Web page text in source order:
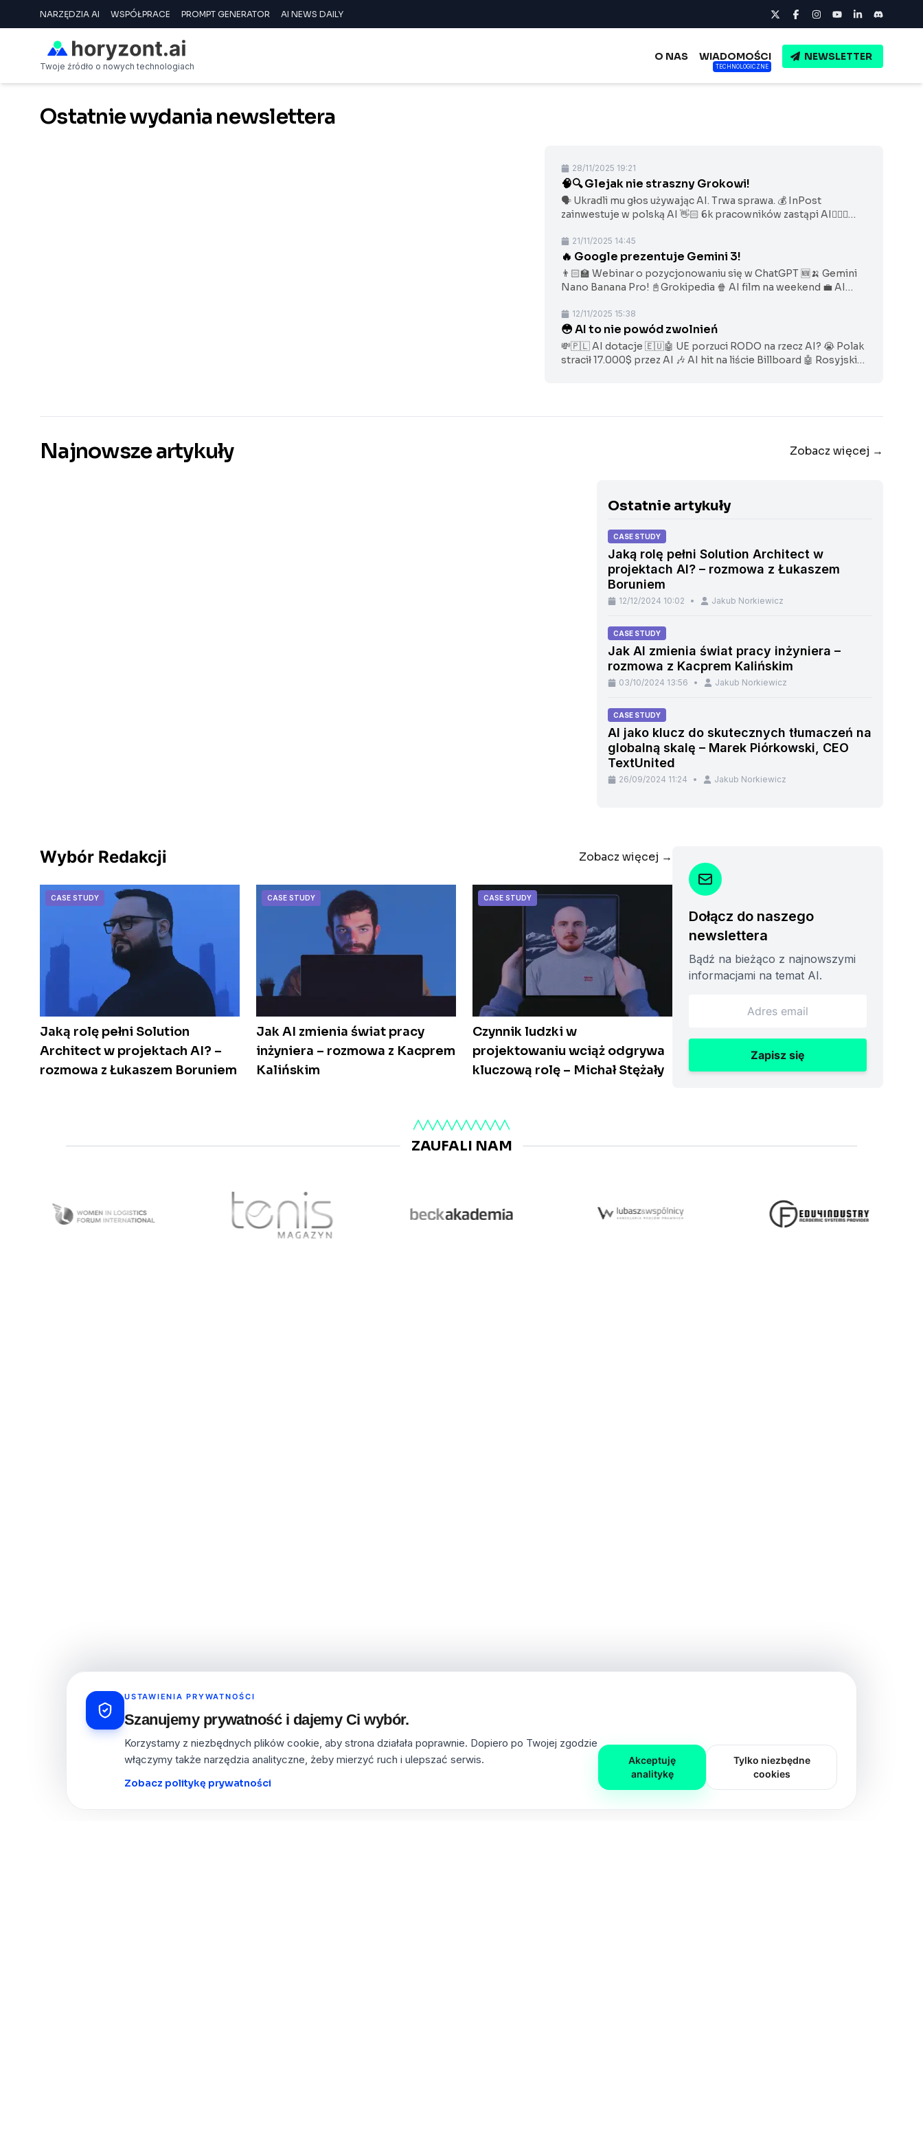
NARZĘDZIA AI WSPÓŁPRACE PROMPT GENERATOR AI NEWS DAILY
Twoje źródło o nowych technologiach
O NAS WIADOMOŚCI
TECHNOLOGICZNE
NEWSLETTER
Ostatnie wydania newslettera
28/11/2025 19:21
🧠🔍 Glejak nie straszny Grokowi!
🗣 Ukradli mu głos używając AI. Trwa sprawa. 💰 InPost
zainwestuje w polską AI 👋🏻 6k pracowników zastąpi AI👨🏻‍⚖️
21/11/2025 14:45
🔥 Google prezentuje Gemini 3!
👨🏻‍🏫 Webinar o pozycjonowaniu się w ChatGPT 🆕🍌 Gemini
Nano Banana Pro! 📓Grokipedia 🍿 AI film na weekend 💼 AI
12/11/2025 15:38
😳 AI to nie powód zwolnień
💸🇵🇱 AI dotacje 🇪🇺🤖 UE porzuci RODO na rzecz AI? 😭 Polak
stracił 17.000$ przez AI 🎶 AI hit na liście Billboard 🤖 Rosyjski
Najnowsze artykuły Zobacz więcej →
Ostatnie artykuły
CASE STUDY
Jaką rolę pełni Solution Architect w
projektach AI? – rozmowa z Łukaszem
Boruniem
12/12/2024 10:02 • Jakub Norkiewicz
CASE STUDY
Jak AI zmienia świat pracy inżyniera –
rozmowa z Kacprem Kalińskim
03/10/2024 13:56 • Jakub Norkiewicz
CASE STUDY
AI jako klucz do skutecznych tłumaczeń na
globalną skalę – Marek Piórkowski, CEO
TextUnited
26/09/2024 11:24 • Jakub Norkiewicz
Wybór Redakcji Zobacz więcej →
CASE STUDY
Jaką rolę pełni Solution
Architect w projektach AI? –
rozmowa z Łukaszem Boruniem
CASE STUDY
Jak AI zmienia świat pracy
inżyniera – rozmowa z Kacprem
Kalińskim
CASE STUDY
Czynnik ludzki w
projektowaniu wciąż odgrywa
kluczową rolę – Michał Stężały
Dołącz do naszego
newslettera
Bądź na bieżąco z najnowszymi
informacjami na temat AI.
Zapisz się
ZAUFALI NAM
USTAWIENIA PRYWATNOŚCI
Szanujemy prywatność i dajemy Ci wybór.
Korzystamy z niezbędnych plików cookie, aby strona działała poprawnie. Dopiero po Twojej zgodzie
włączymy także narzędzia analityczne, żeby mierzyć ruch i ulepszać serwis.
Zobacz politykę prywatności
Akceptuję
analitykę
Tylko niezbędne
cookies